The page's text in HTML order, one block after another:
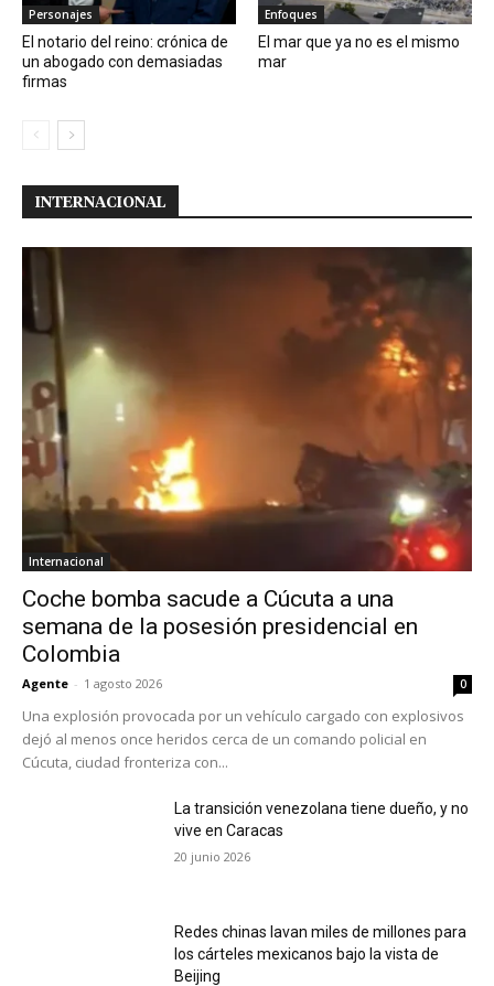
Personajes
El notario del reino: crónica de
un abogado con demasiadas
firmas
Enfoques
El mar que ya no es el mismo
mar
INTERNACIONAL
Internacional
Coche bomba sacude a Cúcuta a una
semana de la posesión presidencial en
Colombia
Agente - 1 agosto 2026 0
Una explosión provocada por un vehículo cargado con explosivos
dejó al menos once heridos cerca de un comando policial en
Cúcuta, ciudad fronteriza con...
La transición venezolana tiene dueño, y no
vive en Caracas
20 junio 2026
Redes chinas lavan miles de millones para
los cárteles mexicanos bajo la vista de
Beijing